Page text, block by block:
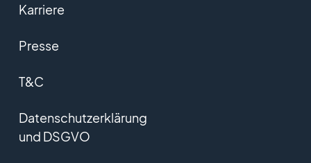
Karriere
Presse
T&C
Datenschutzerklärung
und DSGVO